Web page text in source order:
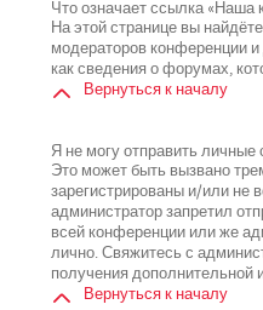
Что означает ссылка «Наша
На этой странице вы
модераторов конференции
как сведения о форумах,
Вернуться к началу
Я не могу отправить
Это может быть вызвано
зарегистрированы и/или не
администратор запретил
всей конференции или же
лично. Свяжитесь с
получения дополнительной
Вернуться к началу